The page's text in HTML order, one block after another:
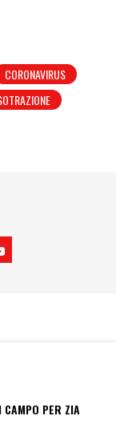
CORONAVIRUS
CAMPO PER ZIA